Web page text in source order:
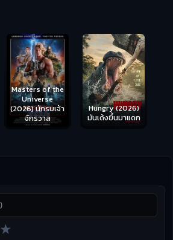
Masters of the
Universe
(2026) นักรบเจ้า
จักรวาล
Hungry (2026)
มันเด้งขึ้นมาแดก
★